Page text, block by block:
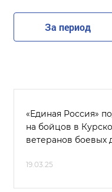
За период
«Единая Россия»
на бойцов в
ветеранов боевых
19.03.25